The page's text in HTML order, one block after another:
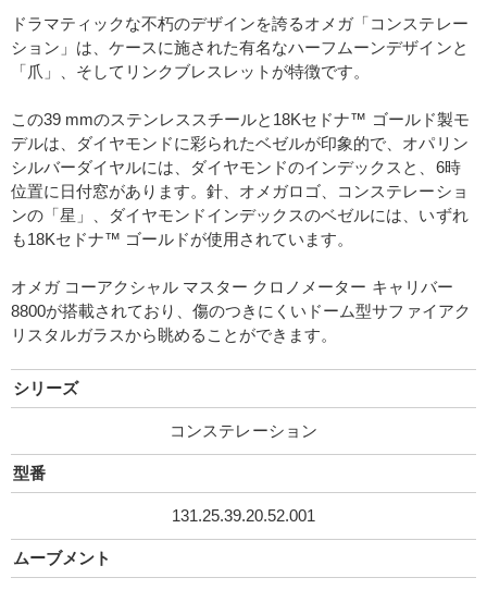
ドラマティックな不朽のデザインを誇るオメガ「コンステレー
ション」は、ケースに施された有名なハーフムーンデザインと
「爪」、そしてリンクブレスレットが特徴です。
この39 mmのステンレススチールと18Kセドナ™ ゴールド製モ
デルは、ダイヤモンドに彩られたベゼルが印象的で、オパリン
シルバーダイヤルには、ダイヤモンドのインデックスと、6時
位置に日付窓があります。針、オメガロゴ、コンステレーショ
ンの「星」、ダイヤモンドインデックスのベゼルには、いずれ
も18Kセドナ™ ゴールドが使用されています。
オメガ コーアクシャル マスター クロノメーター キャリバー
8800が搭載されており、傷のつきにくいドーム型サファイアク
リスタルガラスから眺めることができます。
シリーズ
コンステレーション
型番
131.25.39.20.52.001
ムーブメント